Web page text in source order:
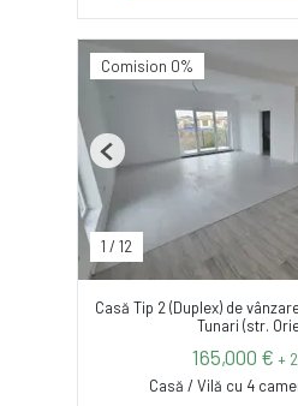
Comision 0%
1 / 12
Previous
Casă Tip 2 (Duplex) de
Tunari (str.
165,000 € +
Casă / Vilă cu 4